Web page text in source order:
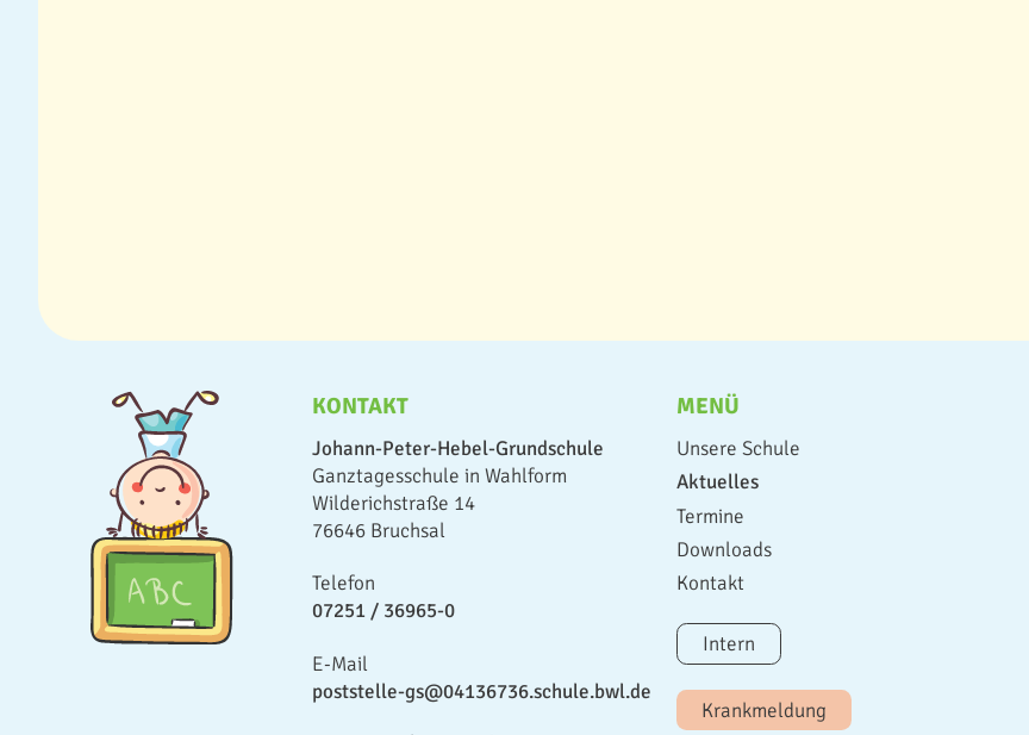
KONTAKT
Johann-Peter-Hebel-Grundschule
Ganztagesschule in Wahlform
Wilderichstraße 14
76646 Bruchsal
Telefon
07251 / 36965-0
E-Mail
poststelle-gs@04136736.schule.bwl.de
MENÜ
Unsere Schule
Aktuelles
Termine
Downloads
Kontakt
Intern
Krankmeldung